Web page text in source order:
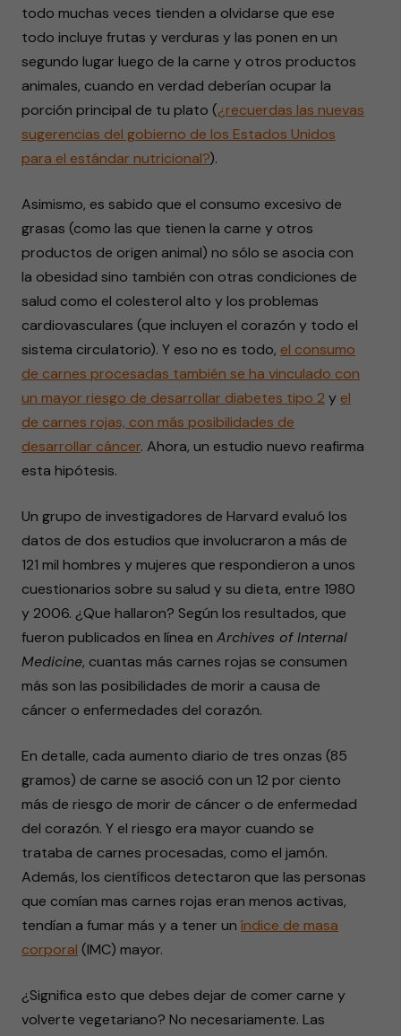
todo muchas veces tienden a olvidarse que ese
todo incluye frutas y verduras y las ponen en un
segundo lugar luego de la carne y otros productos
animales, cuando en verdad deberían ocupar la
porción principal de tu plato (¿recuerdas las nuevas
sugerencias del gobierno de los Estados Unidos
para el estándar nutricional?).
Asimismo, es sabido que el consumo excesivo de
grasas (como las que tienen la carne y otros
productos de origen animal) no sólo se asocia con
la obesidad sino también con otras condiciones de
salud como el colesterol alto y los problemas
cardiovasculares (que incluyen el corazón y todo el
sistema circulatorio). Y eso no es todo, el consumo
de carnes procesadas también se ha vinculado con
un mayor riesgo de desarrollar diabetes tipo 2 yel
de carnes rojas, con más posibilidades de
desarrollar cáncer. Ahora, un estudio nuevo reafirma
esta hipótesis.
Un grupo de investigadores de Harvard evaluó los
datos de dos estudios que involucraron a más de
121 mil hombres y mujeres que respondieron a unos
cuestionarios sobre su salud y su dieta, entre 1980
y 2006. ¿Que hallaron? Según los resultados, que
fueron publicados en línea en Archives of Internal
Medicine, cuantas más carnes rojas se consumen
más son las posibilidades de morir a causa de
cáncer o enfermedades del corazón.
En detalle, cada aumento diario de tres onzas (85
gramos) de carne se asoció con un 12 por ciento
más de riesgo de morir de cáncer o de enfermedad
del corazón. Y el riesgo era mayor cuando se
trataba de carnes procesadas, como el jamón.
Además, los científicos detectaron que las personas
que comían mas carnes rojas eran menos activas,
tendían a fumar más y a tener un índice de masa
corporal (IMC) mayor.
¿Significa esto que debes dejar de comer carne y
volverte vegetariano? No necesariamente. Las